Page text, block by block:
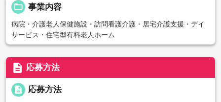
folder_open 事業内容
病院・介護老人保健施設・訪問看護介護・居宅介護支援・デイ
サービス・住宅型有料老人ホーム
description 応募方法
description 応募方法